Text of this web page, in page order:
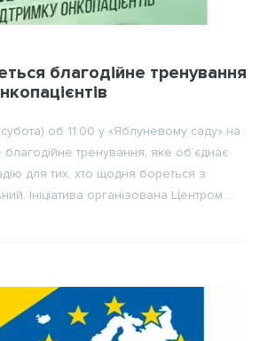
благодійне тренування
об 11:00 у «Яблуневому саду» на
тренування, яке об’єднає
для тих, хто щодня бореться з
Ініціатива організована Центром ...